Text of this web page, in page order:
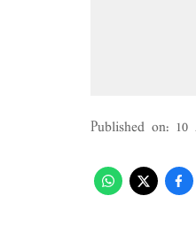
Published on: 10